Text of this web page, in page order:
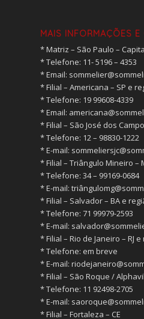
MAIS INFORMAÇÕES
* Matriz – São Paulo –
* ⁠Telefone: 11- 5196 – 4353
* ⁠Email:
* ⁠Filial – Americana – SP e
* ⁠Telefone: 19 99608-4339
* ⁠Email:
* ⁠Filial – São José dos
* ⁠Telefone: 12 – 98830-1222
* ⁠E-mail:
* ⁠Filial – Triângulo Mineiro –
* ⁠Telefone: 34 – 99169-0684
* ⁠E-mail:
* ⁠Filial – Salvador – BA e
* ⁠Telefone: 71 99979-2593
* ⁠E-mail:
* ⁠Filial – Rio de Janeiro – RJ
* ⁠Telefone: em breve
* ⁠E-mail:
* ⁠Filial – São Roque /
* ⁠Telefone: 11 92498-2705
* ⁠E-mail:
* ⁠Filial – Fortaleza – CE